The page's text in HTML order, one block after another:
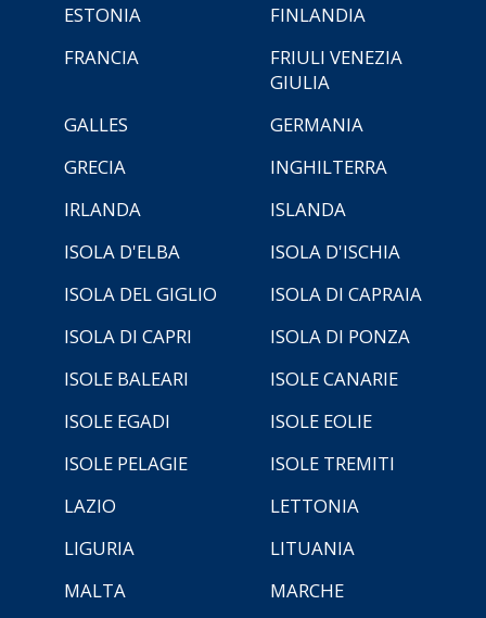
ESTONIA
FINLANDIA
FRANCIA
FRIULI VENEZIA
GIULIA
GALLES
GERMANIA
GRECIA
INGHILTERRA
IRLANDA
ISLANDA
ISOLA D'ELBA
ISOLA D'ISCHIA
ISOLA DEL GIGLIO
ISOLA DI CAPRAIA
ISOLA DI CAPRI
ISOLA DI PONZA
ISOLE BALEARI
ISOLE CANARIE
ISOLE EGADI
ISOLE EOLIE
ISOLE PELAGIE
ISOLE TREMITI
LAZIO
LETTONIA
LIGURIA
LITUANIA
MALTA
MARCHE